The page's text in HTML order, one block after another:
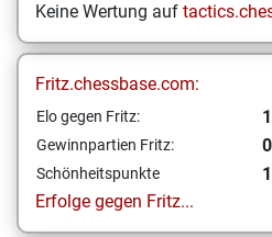
Keine Wertung auf
Fritz.chessbase.com:
Elo gegen Fritz:
Gewinnpartien Fritz: 0
Schönheitspunkte
1
Erfolge gegen Fritz...